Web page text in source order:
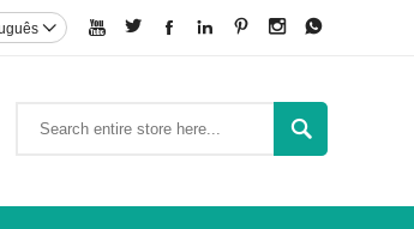
      

